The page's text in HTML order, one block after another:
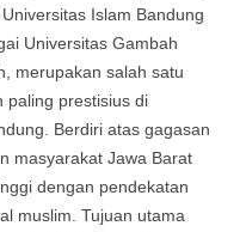
Islam Bandung
Universitas Gambah
merupakan salah satu
paling prestisius di
Berdiri atas gagasan
masyarakat Jawa Barat
dengan pendekatan
muslim. Tujuan utama